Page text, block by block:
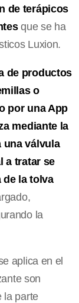
de terápicos
que se ha
Luxion.
de productos
o
por una App
mediante la
una válvula
a tratar se
de la tolva
la
aplica en el
son
la parte